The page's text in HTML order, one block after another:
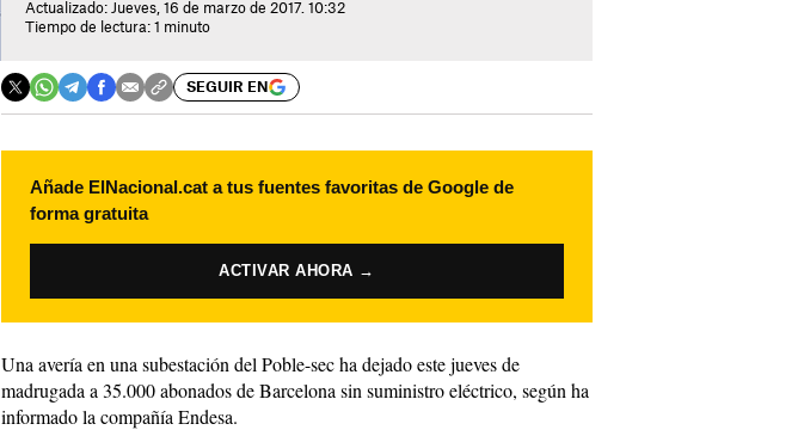
Actualizado: Jueves, 16 de marzo de 2017. 10:32
Tiempo de lectura: 1 minuto
SEGUIR EN
Añade ElNacional.cat a tus fuentes favoritas de Google de
forma gratuita
ACTIVAR AHORA →
Una avería en una subestación del Poble-sec ha dejado este jueves de
madrugada a 35.000 abonados de Barcelona sin suministro eléctrico, según ha
informado la compañía Endesa.